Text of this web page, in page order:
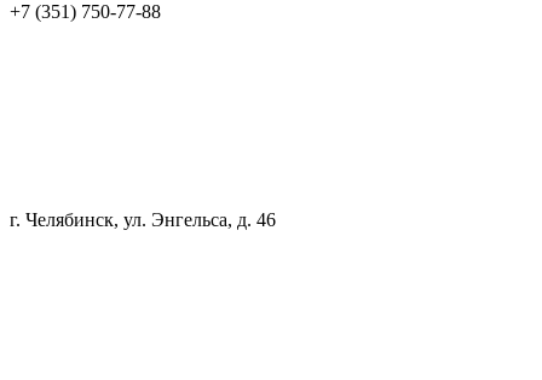
+7 (351) 750-77-88
г. Челябинск, ул. Энгельса, д. 46